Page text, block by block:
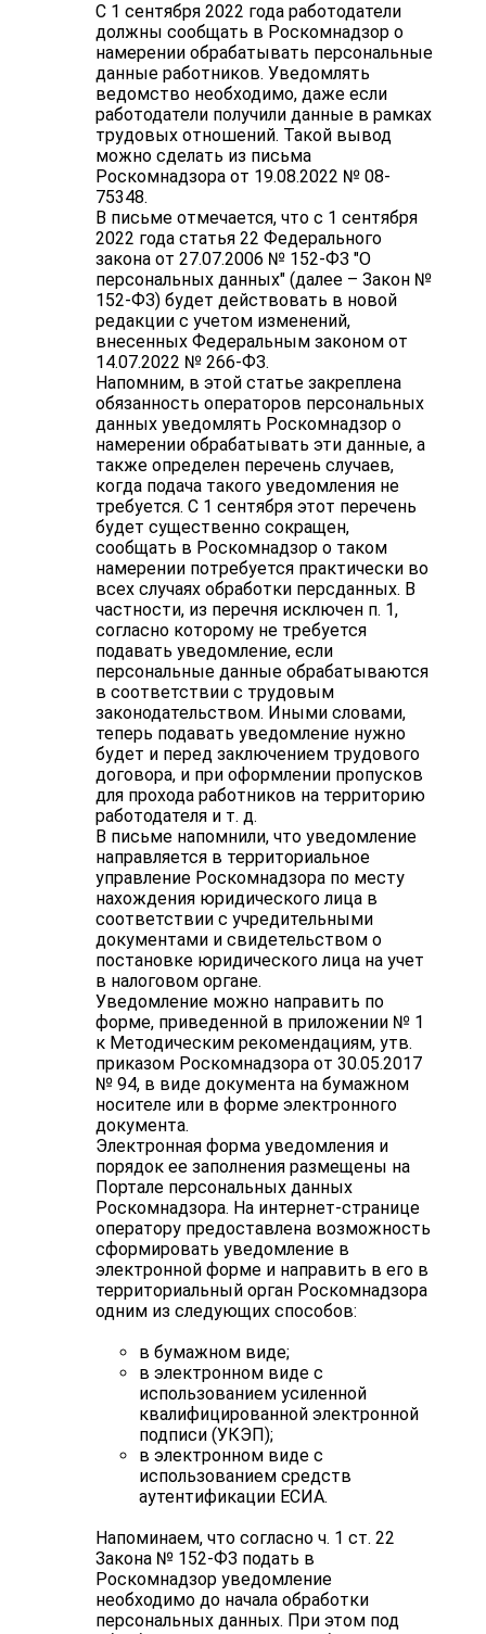
С 1 сентября 2022 года работодатели
должны сообщать в Роскомнадзор о
намерении обрабатывать персональные
данные работников. Уведомлять
ведомство необходимо, даже если
работодатели получили данные в рамках
трудовых отношений. Такой вывод
можно сделать из письма
Роскомнадзора от 19.08.2022 № 08-
75348.
В письме отмечается, что с 1 сентября
2022 года статья 22 Федерального
закона от 27.07.2006 № 152-ФЗ "О
персональных данных" (далее – Закон №
152-ФЗ) будет действовать в новой
редакции с учетом изменений,
внесенных Федеральным законом от
14.07.2022 № 266-ФЗ.
Напомним, в этой статье закреплена
обязанность операторов персональных
данных уведомлять Роскомнадзор о
намерении обрабатывать эти данные, а
также определен перечень случаев,
когда подача такого уведомления не
требуется. С 1 сентября этот перечень
будет существенно сокращен,
сообщать в Роскомнадзор о таком
намерении потребуется практически во
всех случаях обработки персданных. В
частности, из перечня исключен п. 1,
согласно которому не требуется
подавать уведомление, если
персональные данные обрабатываются
в соответствии с трудовым
законодательством. Иными словами,
теперь подавать уведомление нужно
будет и перед заключением трудового
договора, и при оформлении пропусков
для прохода работников на территорию
работодателя и т. д.
В письме напомнили, что уведомление
направляется в территориальное
управление Роскомнадзора по месту
нахождения юридического лица в
соответствии с учредительными
документами и свидетельством о
постановке юридического лица на учет
в налоговом органе.
Уведомление можно направить по
форме, приведенной в приложении № 1
к Методическим рекомендациям, утв.
приказом Роскомнадзора от 30.05.2017
№ 94, в виде документа на бумажном
носителе или в форме электронного
документа.
Электронная форма уведомления и
порядок ее заполнения размещены на
Портале персональных данных
Роскомнадзора. На интернет-странице
оператору предоставлена возможность
сформировать уведомление в
электронной форме и направить в его в
территориальный орган Роскомнадзора
одним из следующих способов:
в бумажном виде;
в электронном виде с
использованием усиленной
квалифицированной электронной
подписи (УКЭП);
в электронном виде с
использованием средств
аутентификации ЕСИА.
Напоминаем, что согласно ч. 1 ст. 22
Закона № 152-ФЗ подать в
Роскомнадзор уведомление
необходимо до начала обработки
персональных данных. При этом под